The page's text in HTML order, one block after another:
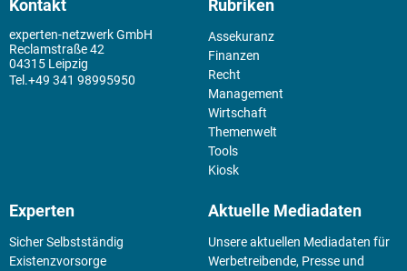
Kontakt
experten-netzwerk GmbH
Reclamstraße 42
04315 Leipzig
+49 341 98995950
Rubriken
Assekuranz
Finanzen
Recht
Management
Wirtschaft
Themenwelt
Tools
Kiosk
Experten
Sicher Selbstständig
Existenz­vorsorge
Aktuelle Mediadaten
Unsere aktuellen Mediadaten für
Werbetreibende, Presse und